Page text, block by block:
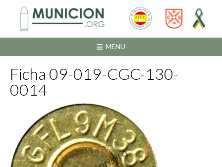
contenido
MENU
Ficha 09-019-CGC-130-
0014